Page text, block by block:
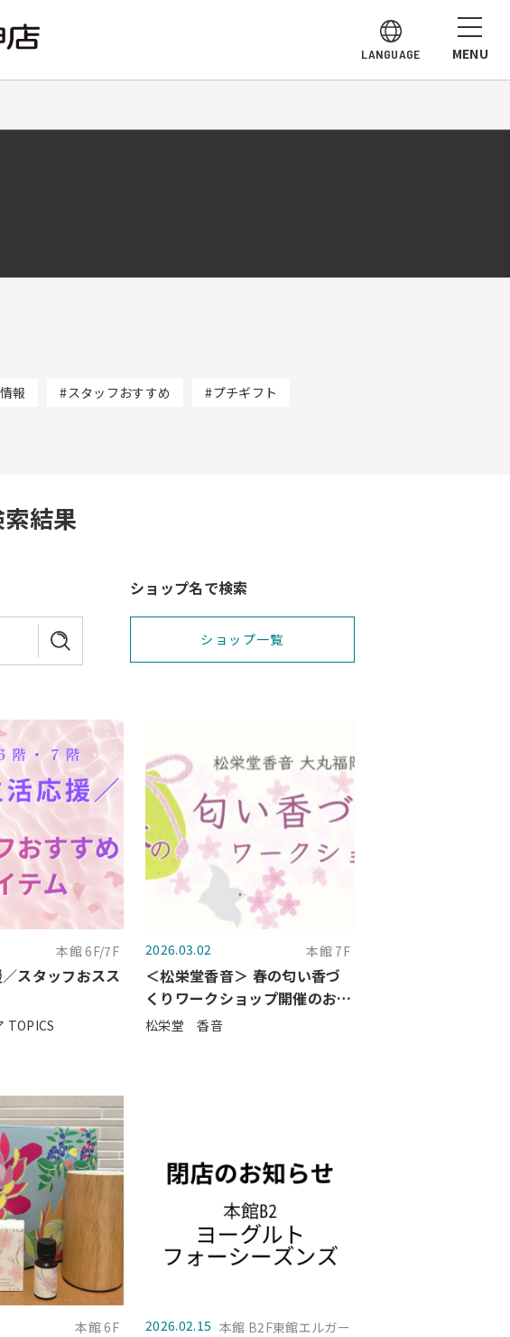
LANGUAGE MENU
報 #スタッフおすすめ #プチギフト
索結果
ショップ名で検索
ショップ一覧
本館 6F/7F
スタッフおスス
TOPICS
2026.03.02 本館 7F
＜松栄堂香音＞ 春の匂い香づ
くりワークショップ開催のお知
らせ
松栄堂 香音
本館 6F 2026.02.15 本館 B2F東館エルガー